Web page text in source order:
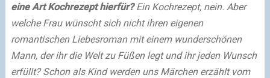
eine Art Kochrezept hierfür? Ein Kochrezept, nein. Aber
welche Frau wünscht sich nicht ihren eigenen
romantischen Liebesroman mit einem wunderschönen
Mann, der ihr die Welt zu Füßen legt und ihr jeden Wunsch
erfüllt? Schon als Kind werden uns Märchen erzählt vom